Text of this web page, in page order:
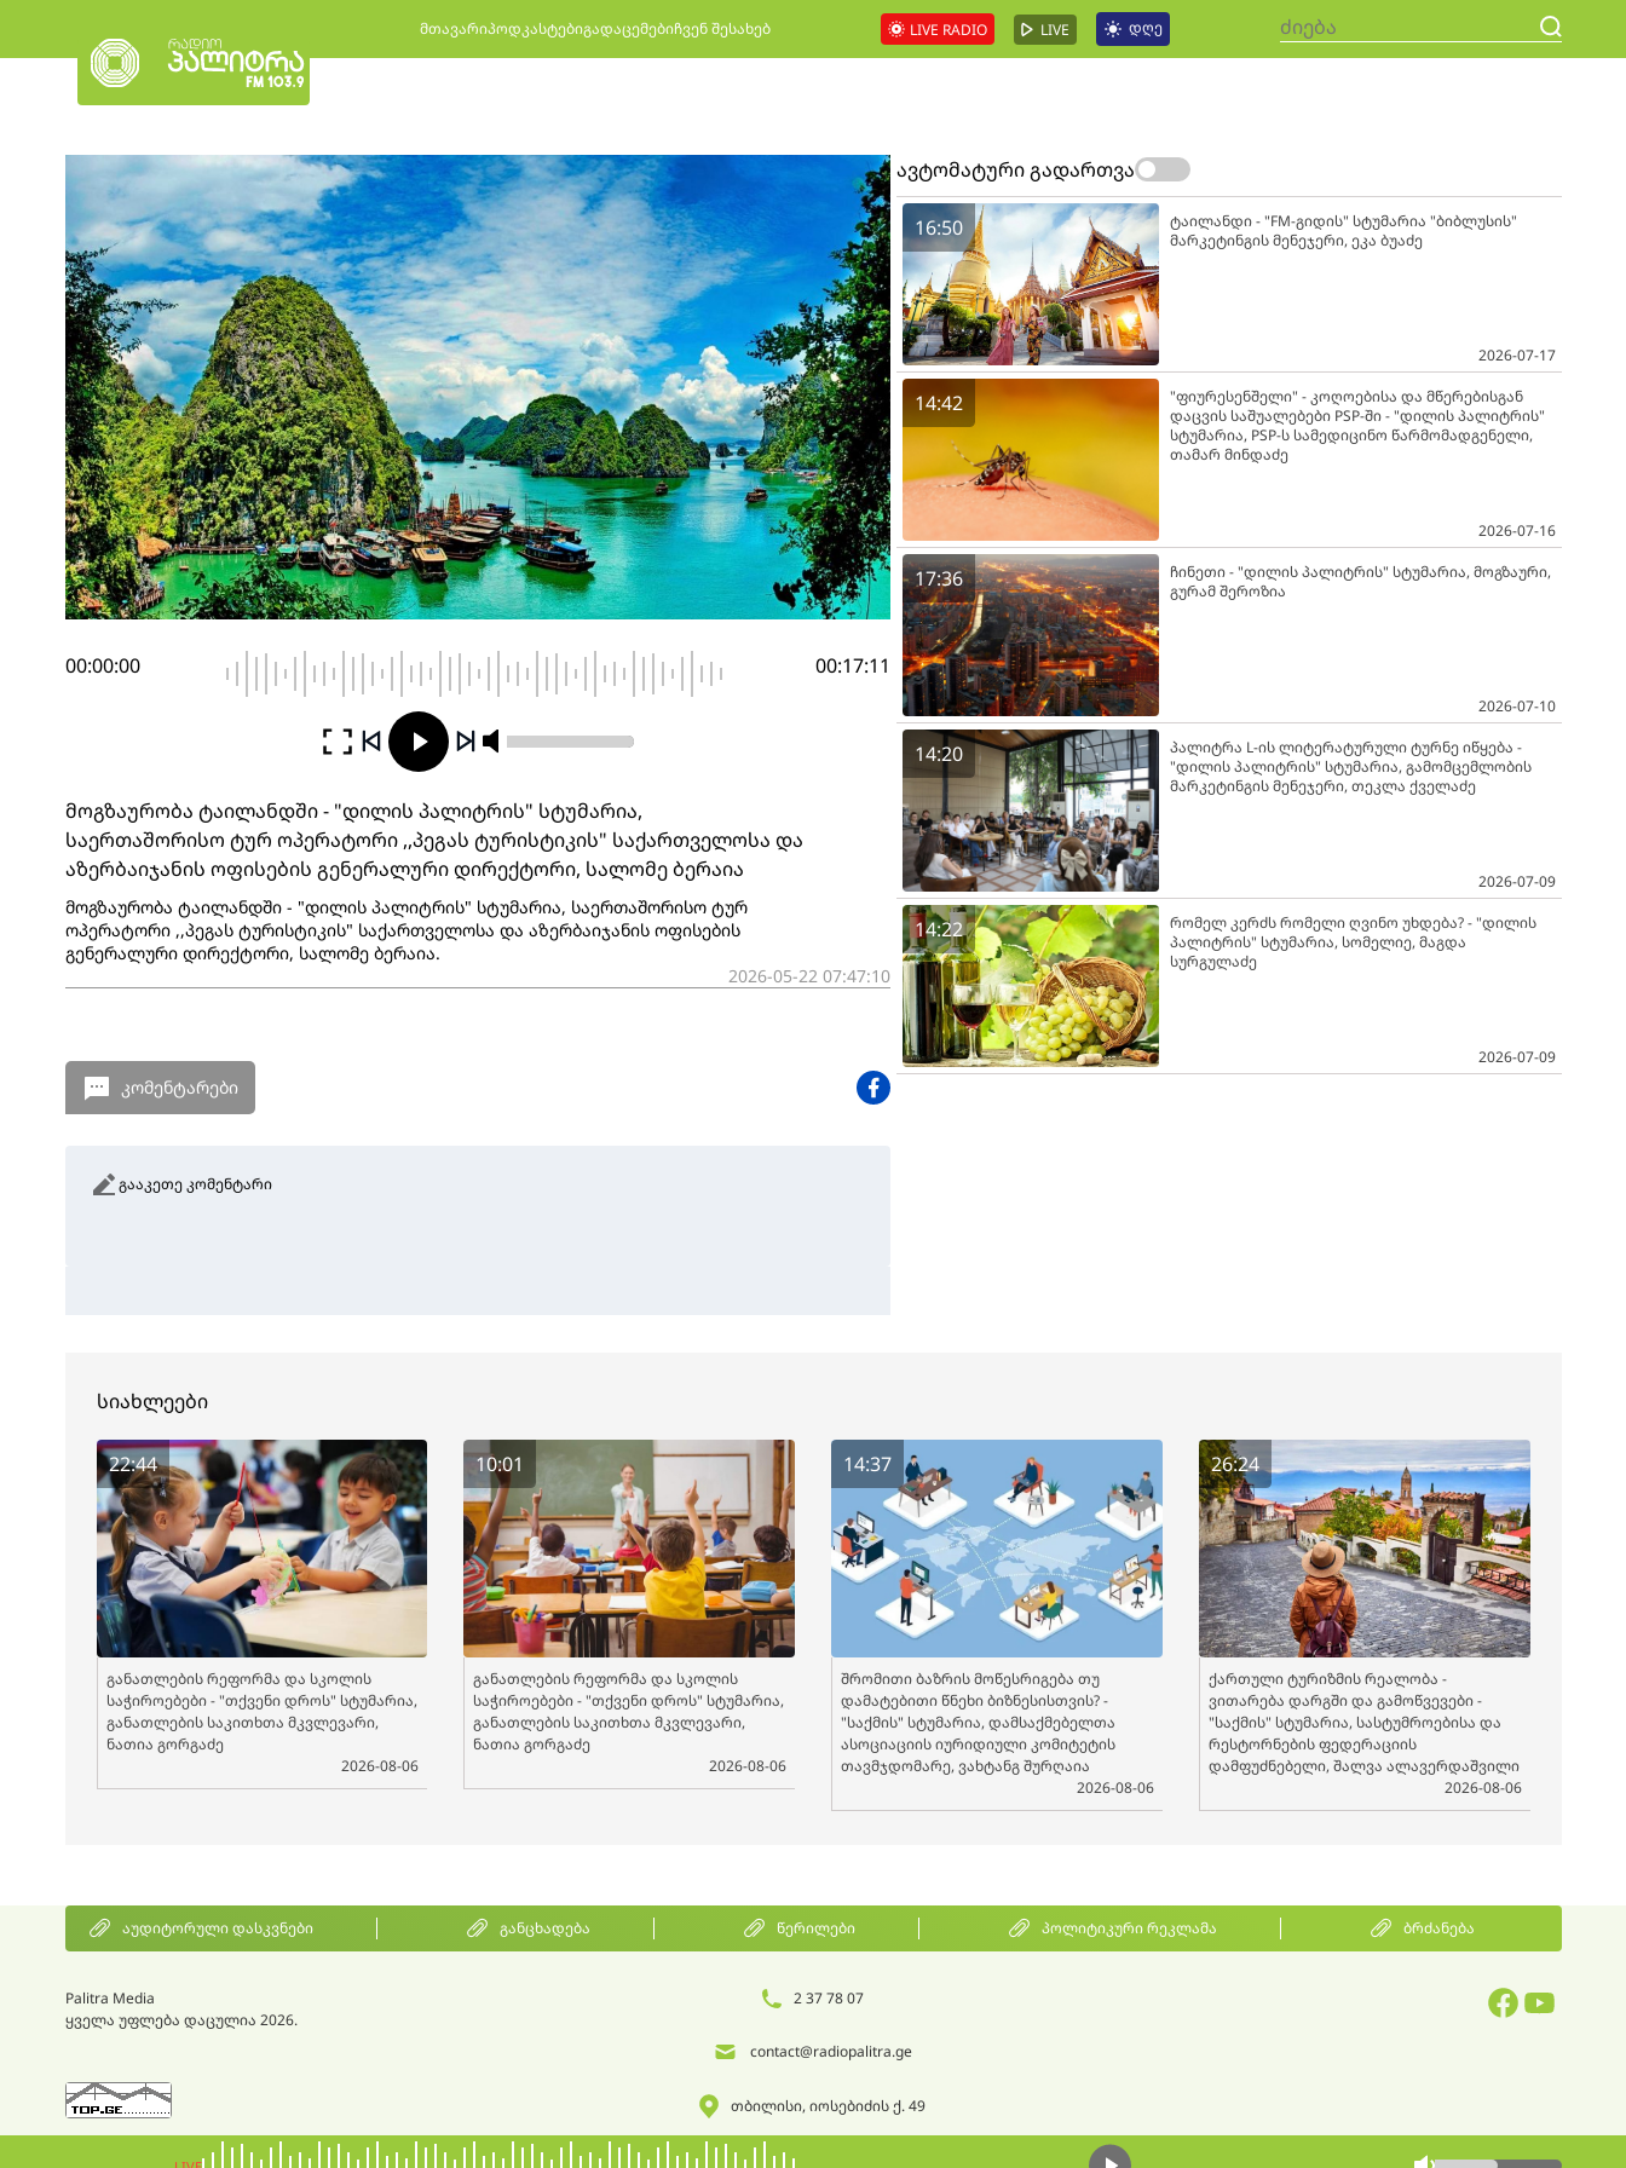
მთავარიპოდკასტებიგადაცემებიჩვენ შესახებ LIVE RADIO LIVE დღე
00:00:00 00:17:11
მოგზაურობა ტაილანდში - "დილის პალიტრის" სტუმარია,
საერთაშორისო ტურ ოპერატორი ,,პეგას ტურისტიკის" საქართველოსა და
აზერბაიჯანის ოფისების გენერალური დირექტორი, სალომე ბერაია
მოგზაურობა ტაილანდში - "დილის პალიტრის" სტუმარია, საერთაშორისო ტურ
ოპერატორი ,,პეგას ტურისტიკის" საქართველოსა და აზერბაიჯანის ოფისების
გენერალური დირექტორი, სალომე ბერაია.
2026-05-22 07:47:10
კომენტარები
გააკეთე კომენტარი
ავტომატური გადართვა
16:50
ტაილანდი - "FM-გიდის" სტუმარია "ბიბლუსის"
მარკეტინგის მენეჯერი, ეკა ბუაძე
2026-07-17
14:42
"ფიურესენშელი" - კოღოებისა და მწერებისგან
დაცვის საშუალებები PSP-ში - "დილის პალიტრის"
სტუმარია, PSP-ს სამედიცინო წარმომადგენელი,
თამარ მინდაძე
2026-07-16
17:36
ჩინეთი - "დილის პალიტრის" სტუმარია, მოგზაური,
გურამ შეროზია
2026-07-10
14:20
პალიტრა L-ის ლიტერატურული ტურნე იწყება -
"დილის პალიტრის" სტუმარია, გამომცემლობის
მარკეტინგის მენეჯერი, თეკლა ქველაძე
2026-07-09
14:22
რომელ კერძს რომელი ღვინო უხდება? - "დილის
პალიტრის" სტუმარია, სომელიე, მაგდა
სურგულაძე
2026-07-09
სიახლეები
22:44
განათლების რეფორმა და სკოლის
საჭიროებები - "თქვენი დროს" სტუმარია,
განათლების საკითხთა მკვლევარი,
ნათია გორგაძე
2026-08-06
10:01
განათლების რეფორმა და სკოლის
საჭიროებები - "თქვენი დროს" სტუმარია,
განათლების საკითხთა მკვლევარი,
ნათია გორგაძე
2026-08-06
14:37
შრომითი ბაზრის მოწესრიგება თუ
დამატებითი წნეხი ბიზნესისთვის? -
"საქმის" სტუმარია, დამსაქმებელთა
ასოციაციის იურიდიული კომიტეტის
თავმჯდომარე, ვახტანგ შურღაია
2026-08-06
26:24
ქართული ტურიზმის რეალობა -
ვითარება დარგში და გამოწვევები -
"საქმის" სტუმარია, სასტუმროებისა და
რესტორნების ფედერაციის
დამფუძნებელი, შალვა ალავერდაშვილი
2026-08-06
აუდიტორული დასკვნები განცხადება წერილები პოლიტიკური რეკლამა ბრძანება
Palitra Media
ყველა უფლება დაცულია 2026.
2 37 78 07
contact@radiopalitra.ge
თბილისი, იოსებიძის ქ. 49